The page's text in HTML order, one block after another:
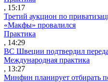
, 15:17
Третий аукцион по
«Макфы» провалился
Практика
, 14:29
ВС Швеции подтвердил
Международная практика
, 13:27
Минфин планирует отбирать